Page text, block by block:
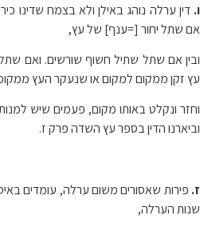
ו. דין ערלה נוהג באילן ולא בצמח שדינו
אם שתל יחור [=ענף] של עץ,
ובין אם שתל שתיל חשוף שורשים. ואם
עץ זקן ממקום למקום או שנעקר העץ
וחזר ונקלט באותו מקום, פעמים שיש
וביארנו הדין בספר עץ השדה פרק ז.
ז. פירות שאסורים משום ערלה, עומדים
שנות הערלה,